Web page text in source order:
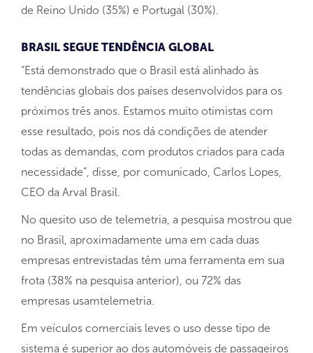
de Reino Unido (35%) e Portugal (30%).
BRASIL SEGUE TENDÊNCIA GLOBAL
“Está demonstrado que o Brasil está alinhado às
tendências globais dos países desenvolvidos para os
próximos três anos. Estamos muito otimistas com
esse resultado, pois nos dá condições de atender
todas as demandas, com produtos criados para cada
necessidade”, disse, por comunicado, Carlos Lopes,
CEO da Arval Brasil.
No quesito uso de telemetria, a pesquisa mostrou que
no Brasil, aproximadamente uma em cada duas
empresas entrevistadas têm uma ferramenta em sua
frota (38% na pesquisa anterior), ou 72% das
empresas usamtelemetria.
Em veículos comerciais leves o uso desse tipo de
sistema é superior ao dos automóveis de passageiros